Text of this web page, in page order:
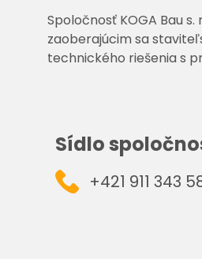
Spoločnosť KOGA Bau
zaoberajúcim sa
technického riešenia s
Sídlo
+421 911 343